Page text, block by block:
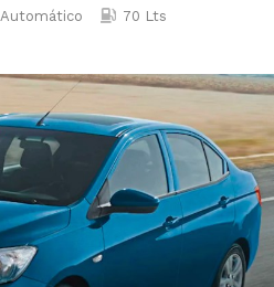
Automático 70 Lts